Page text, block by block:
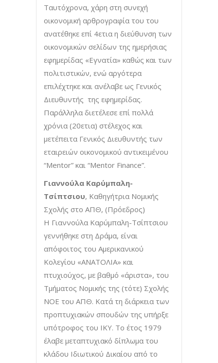
Ταυτόχρονα, χάρη στη συνεχή
οικονομική αρθρογραφία του του
ανατέθηκε επί 4ετια η διεύθυνση των
οικονομικών σελίδων της ημερήσιας
εφημερίδας «Εγνατία» καθώς και των
πολιτιστικών, ενώ αργότερα
επιλέχτηκε και ανέλαβε ως Γενικός
Διευθυντής της εφημερίδας.
Παράλληλα διετέλεσε επί πολλά
χρόνια (20ετια) στέλεχος και
μετέπειτα Γενικός Διευθυντής των
εταιρειών οικονομικού αντικειμένου
“Mentor” και “Mentor Finance”.
Γιαννούλα Καρύμπαλη-
Τσίπτσιου, Καθηγήτρια Νομικής
Σχολής στο ΑΠΘ, (Πρόεδρος)
Η Γιαννούλα Καρύμπαλη-Τσίπτσιου
γεννήθηκε στη Δράμα, είναι
απόφοιτος του Αμερικανικού
Κολεγίου «ΑΝΑΤΟΛΙΑ» και
πτυχιούχος, με βαθμό «άριστα», του
Τμήματος Νομικής της (τότε) Σχολής
ΝΟΕ του ΑΠΘ. Κατά τη διάρκεια των
προπτυχιακών σπουδών της υπήρξε
υπότροφος του ΙΚΥ. Το έτος 1979
έλαβε μεταπτυχιακό δίπλωμα του
κλάδου Ιδιωτικού Δικαίου από το